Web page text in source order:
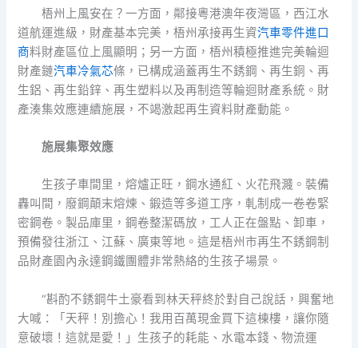
梧州上風安在？一方面，鄰接粵港澳年夜灣區，西江水
道航運進級，財產基本完美，梧州承接再生資汽車零件進口
商料財產區位上風顯明；另一方面，梧州積極推進完美輪迴
財產鏈汽車冷氣芯條，已構成涵蓋再生不銹鋼、再生銅、再
生鋁、再生鉛鋅、再生塑料以及再制造等輪迴財產系統。財
產湊集效應連續施展，不竭激起再生資料財產動能。
施展集聚效應
生孩子車間里，熔爐正旺，鋼水通紅、火花飛濺。裝備
轟叫間，廢鋼顛末熔煉、鍛造等多道工序，軋制成一卷卷緊
密鋼卷。製品庫里，鋼卷整潔碼放，工人正在盤點、卸車，
預備發往浙江、江蘇、廣東等地。這是梧州市再生不銹鋼制
品財產園內永達鋼鐵團體非常熱絡的生孩子場景。
“斟酌不銹鋼牛土豪看到林天秤終於對自己說話，興奮地
大喊：「天秤！別擔心！我用百萬現金買下這棟樓，讓你隨
意破壞！這就是愛！」生孩子的耗能、水電本錢、物流運